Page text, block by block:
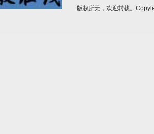
版权所无，欢迎转载。